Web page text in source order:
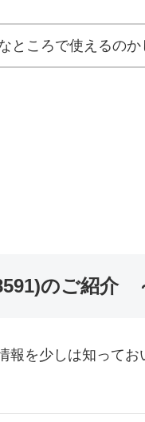
ところで使えるのか
のご紹介
報を少しは知って